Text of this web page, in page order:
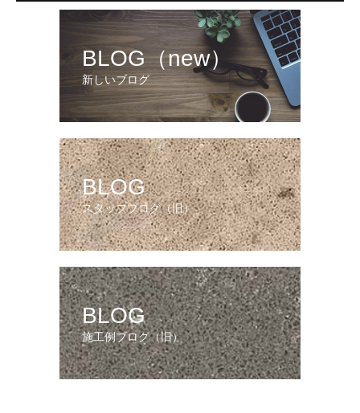
BLOG（new）
新しいブログ
BLOG
スタッフブログ（旧）
BLOG
施工例ブログ（旧）